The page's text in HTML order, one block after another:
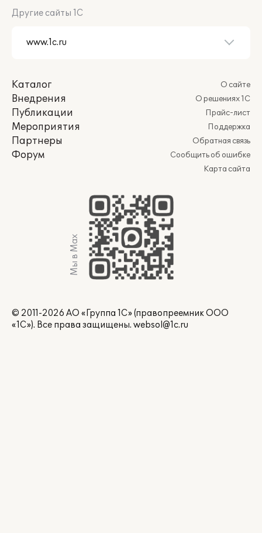
Другие сайты 1С
Каталог
Внедрения
Публикации
Мероприятия
Партнеры
Форум
О сайте
О решениях 1С
Прайс-лист
Поддержка
Обратная связь
Сообщить об ошибке
Карта сайта
Мы в Max
© 2011-2026 АО «Группа 1С» (правопреемник ООО
«1С»). Все права защищены. websol@1c.ru